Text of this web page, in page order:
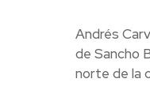
Andrés
de Sancho
norte de la